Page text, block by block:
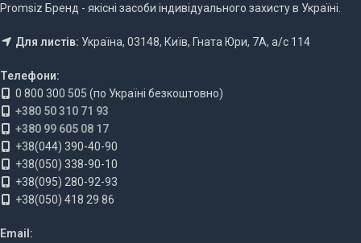
Promsiz Бренд - якісні засоби індивідуального захисту в Україні.
Для листів: Україна, 03148, Київ, Гната Юри, 7А, а/с 114
Телефони:
0 800 300 505 (по Україні безкоштовно)
+380 50 310 71 93
+380 99 605 08 17
+38(044) 390-40-90
+38(050) 338-90-10
+38(095) 280-92-93
+38(050) 418 29 86
Email: